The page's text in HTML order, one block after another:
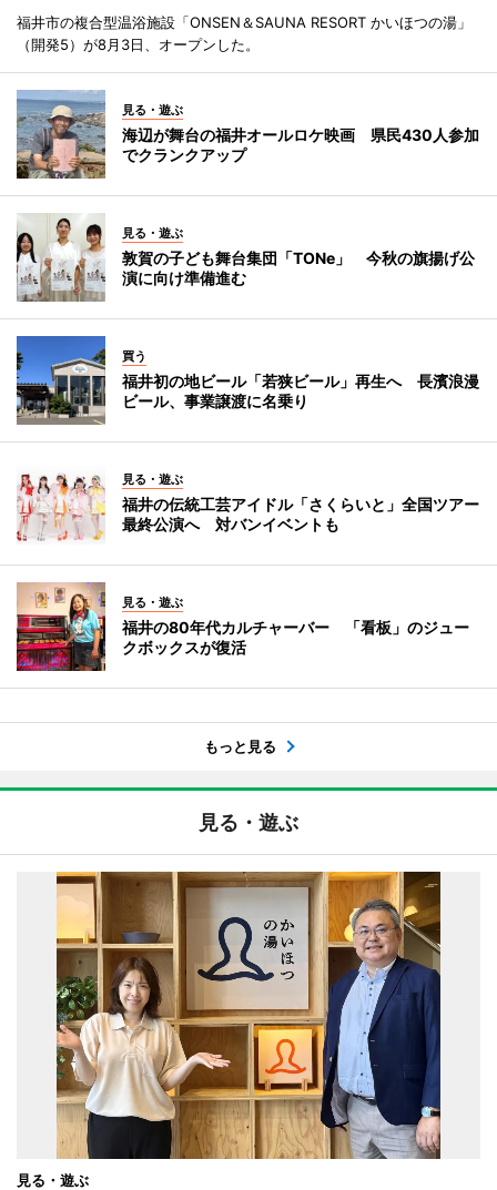
福井市の複合型温浴施設「ONSEN＆SAUNA RESORT かいほつの湯」
（開発5）が8月3日、オープンした。
見る・遊ぶ
海辺が舞台の福井オールロケ映画 県民430人参加
でクランクアップ
見る・遊ぶ
敦賀の子ども舞台集団「TONe」 今秋の旗揚げ公
演に向け準備進む
買う
福井初の地ビール「若狭ビール」再生へ 長濱浪漫
ビール、事業譲渡に名乗り
見る・遊ぶ
福井の伝統工芸アイドル「さくらいと」全国ツアー
最終公演へ 対バンイベントも
見る・遊ぶ
福井の80年代カルチャーバー 「看板」のジュー
クボックスが復活
もっと見る
見る・遊ぶ
見る・遊ぶ